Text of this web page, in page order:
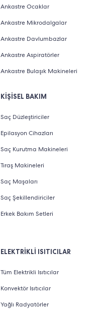
Ankastre Ocaklar
Ankastre Mikrodalgalar
Ankastre Davlumbazlar
Ankastre Aspiratörler
Ankastre Bulaşık Makineleri
KİŞİSEL BAKIM
Saç Düzleştiriciler
Epilasyon Cihazları
Saç Kurutma Makineleri
Tıraş Makineleri
Saç Maşaları
Saç Şekillendiriciler
Erkek Bakım Setleri
ELEKTRİKLİ ISITICILAR
Tüm Elektrikli Isıtıcılar
Konvektör Isıtıcılar
Yağlı Radyatörler